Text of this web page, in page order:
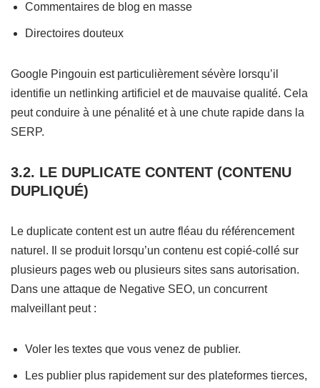
Commentaires de blog en masse
Directoires douteux
Google Pingouin est particulièrement sévère lorsqu’il
identifie un netlinking artificiel et de mauvaise qualité. Cela
peut conduire à une pénalité et à une chute rapide dans la
SERP.
3.2. LE DUPLICATE CONTENT (CONTENU
DUPLIQUÉ)
Le duplicate content est un autre fléau du référencement
naturel. Il se produit lorsqu’un contenu est copié-collé sur
plusieurs pages web ou plusieurs sites sans autorisation.
Dans une attaque de Negative SEO, un concurrent
malveillant peut :
Voler les textes que vous venez de publier.
Les publier plus rapidement sur des plateformes tierces,